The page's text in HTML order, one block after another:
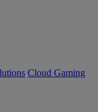
Cloud Gaming